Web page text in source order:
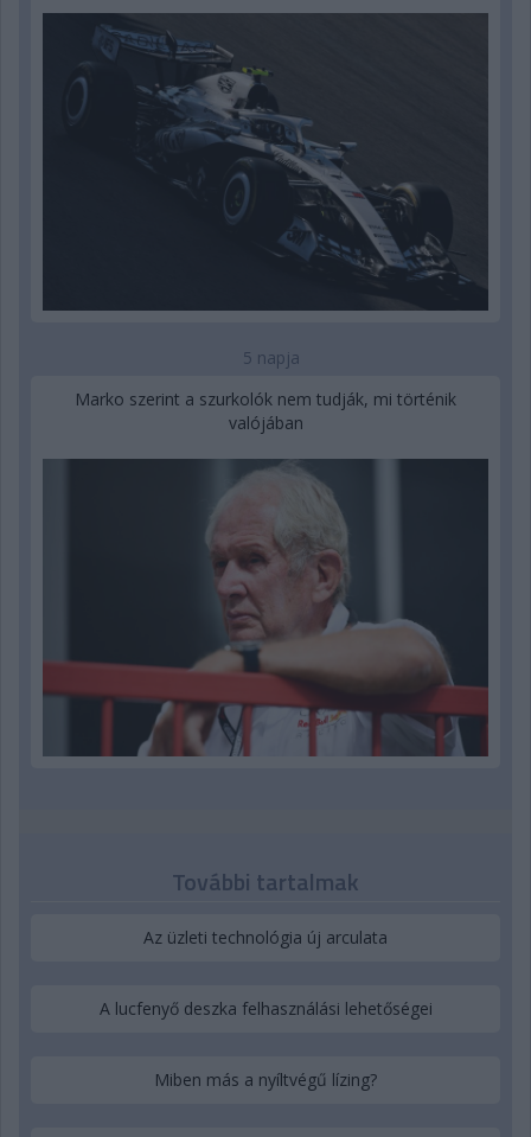
5 napja
Marko szerint a szurkolók nem tudják, mi történik
valójában
További tartalmak
Az üzleti technológia új arculata
A lucfenyő deszka felhasználási lehetőségei
Miben más a nyíltvégű lízing?